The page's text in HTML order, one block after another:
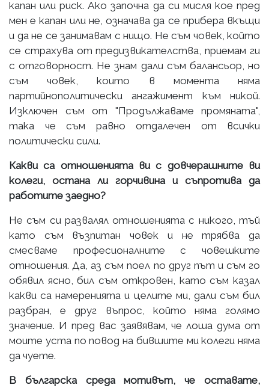
капан или риск. Ако започна да си мисля кое пред
мен е капан или не, означава да се прибера вкъщи
и да не се занимавам с нищо. Не съм човек, който
се страхува от предизвикателства, приемам ги
с отговорност. Не знам дали съм балансьор, но
съм човек, които в момента няма
партийнополитически ангажимент към никой.
Изключен съм от "Продължаваме промяната",
така че съм равно отдалечен от всички
политически сили.
Какви са отношенията ви с довчерашните ви
колеги, остана ли горчивина и съпротива да
работите заедно?
Не съм си развалял отношенията с никого, тъй
като съм възпитан човек и не трябва да
смесваме професионалните с човешките
отношения. Да, аз съм поел по друг път и съм го
обявил ясно, бил съм откровен, като съм казал
какви са намеренията и целите ми, дали съм бил
разбран, е друг въпрос, който няма голямо
значение. И пред вас заявявам, че лоша дума от
моите уста по повод на бившите ми колеги няма
да чуете.
В българска среда мотивът, че оставате,